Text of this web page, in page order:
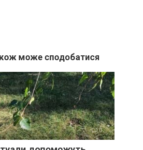
може сподобатися
0